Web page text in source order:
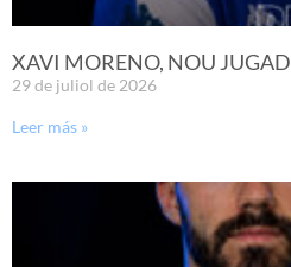
XAVI MORENO, NOU
29 de juliol de 2026
Leer más »